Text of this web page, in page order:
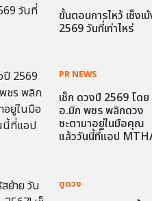
ขั้นตอนการไหว้ เช็งเ
2569 วันที่เท่าไหร่
PR NEWS
เช็ก ดวงปี 2569 โดย
อ.มิก พชร พลิกดวง
ชะตามาอยู่ในมือคุณ
แล้ววันนี้ที่แอป
ดูดวง